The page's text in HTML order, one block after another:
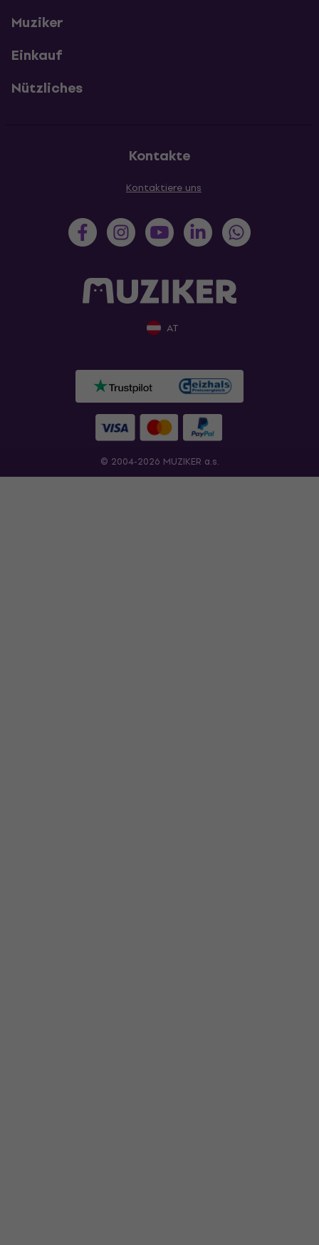
Muziker
Einkauf
Nützliches
Kontakte
Kontaktiere uns
AT
© 2004-2026 MUZIKER a.s.